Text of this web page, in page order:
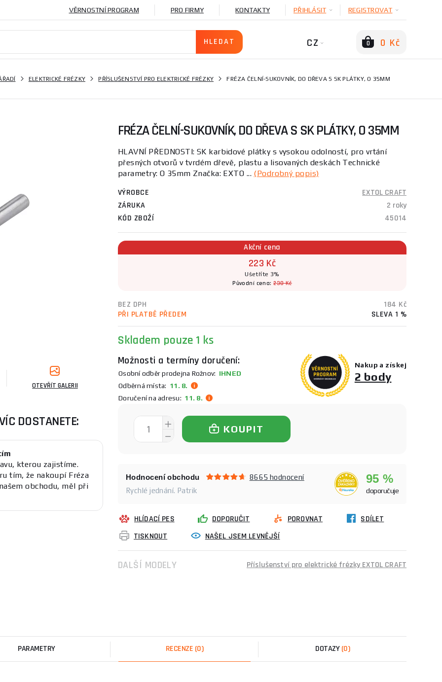
VĚRNOSTNÍ PROGRAM PRO FIRMY KONTAKTY PŘIHLÁSIT REGISTROVAT
CZ 0 0 Kč
ELEKTRICKÉ FRÉZKY PŘÍSLUŠENSTVÍ PRO ELEKTRICKÉ FRÉZKY FRÉZA ČELNÍ-SUKOVNÍK, DO DŘEVA S SK PLÁTKY, O 35MM
OTEVŘÍT GALERII
DOSTANETE:
kterou zajistíme.
tím, že nakoupí Fréza
obchodu, měl při
FRÉZA ČELNÍ-SUKOVNÍK, DO DŘEVA S SK PLÁTKY, O 35MM
HLAVNÍ PŘEDNOSTI: SK karbidové plátky s vysokou odolností, pro vrtání
přesných otvorů v tvrdém dřevě, plastu a lisovaných deskách Technické
parametry: O 35mm Značka: EXTO ... (Podrobný popis)
VÝROBCE
EXTOL CRAFT
ZÁRUKA
2 roky
KÓD ZBOŽÍ
45014
Akční cena
223 Kč
Ušetříte 3%
Původní cena:230 Kč
BEZ DPH
184 Kč
PŘI PLATBĚ PŘEDEM
SLEVA 1 %
Skladem pouze 1 ks
Možnosti a termíny doručení:
Osobní odběr prodejna Rožnov: IHNED
Odběrná místa: 11. 8.
Doručení na adresu: 11. 8.
Nakup a získej
2 body
KOUPIT
Hodnocení obchodu
8665 hodnocení
Rychlé jednání. Patrik
95 %
doporučuje
HLÍDACÍ PES DOPORUČIT POROVNAT
SDÍLET
TISKNOUT
NAŠEL JSEM LEVNĚJŠÍ
DALŠÍ MODELY Příslušenství pro elektrické frézky EXTOL CRAFT
PARAMETRY RECENZE (0) DOTAZY (0)